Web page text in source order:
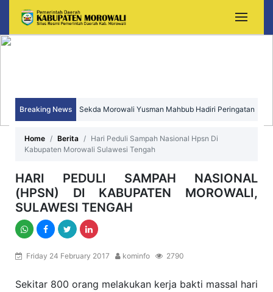
Breaking News Sekda Morowali Yusman Mahbub Hadiri Peringatan
Home Berita
Hari Peduli Sampah Nasional Hpsn Di
Kabupaten Morowali Sulawesi Tengah
HARI PEDULI SAMPAH NASIONAL
(HPSN) DI KABUPATEN MOROWALI,
SULAWESI TENGAH
Friday 24 February 2017 kominfo 2790
Sekitar 800 orang melakukan kerja bakti massal hari